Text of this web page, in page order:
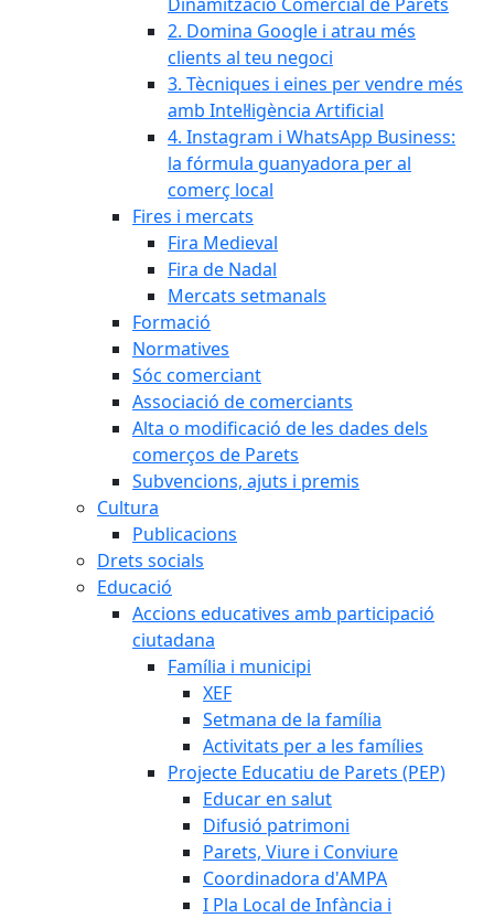
2. Domina Google i atrau més
clients al teu negoci
3. Tècniques i eines per vendre més
amb Intel·ligència Artificial
4. Instagram i WhatsApp Business:
la fórmula guanyadora per al
comerç local
Fires i mercats
Fira Medieval
Fira de Nadal
Mercats setmanals
Formació
Normatives
Sóc comerciant
Associació de comerciants
Alta o modificació de les dades dels
comerços de Parets
Subvencions, ajuts i premis
Cultura
Publicacions
Drets socials
Educació
Accions educatives amb participació
ciutadana
Família i municipi
XEF
Setmana de la família
Activitats per a les famílies
Projecte Educatiu de Parets (PEP)
Educar en salut
Difusió patrimoni
Parets, Viure i Conviure
Coordinadora d'AMPA
I Pla Local de Infància i